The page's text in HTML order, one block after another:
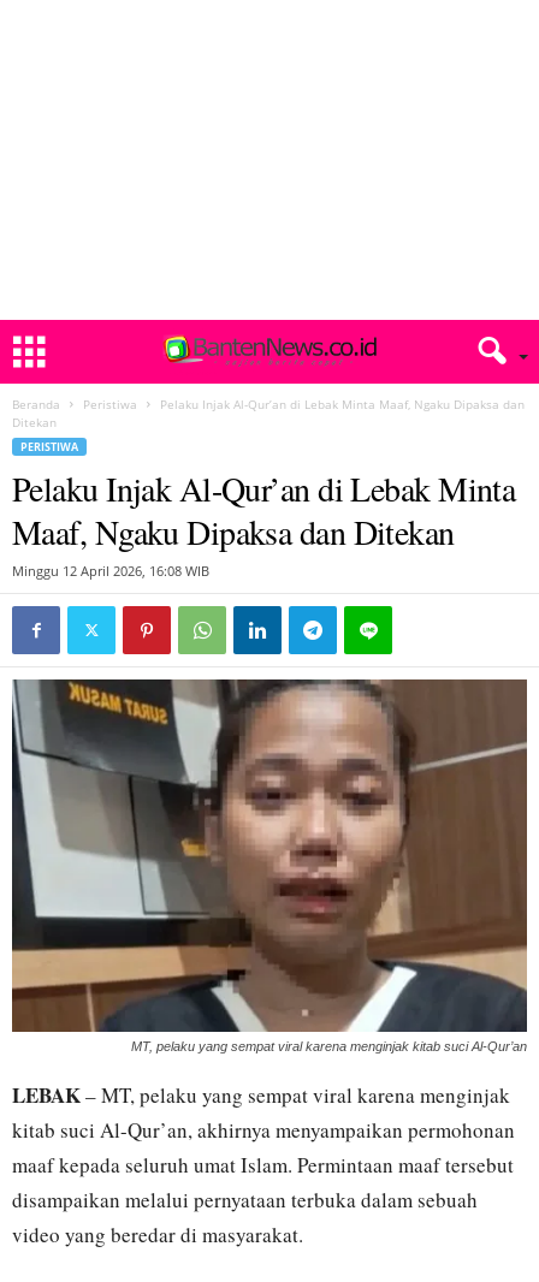
Beranda Peristiwa
Pelaku Injak Al-Qur’an di Lebak Minta Maaf, Ngaku Dipaksa dan
Ditekan
PERISTIWA
Pelaku Injak Al-Qur’an di Lebak Minta
Maaf, Ngaku Dipaksa dan Ditekan
Minggu 12 April 2026, 16:08 WIB
MT, pelaku yang sempat viral karena menginjak kitab suci Al-Qur’an
LEBAK– MT, pelaku yang sempat viral karena menginjak
kitab suci Al-Qur’an, akhirnya menyampaikan permohonan
maaf kepada seluruh umat Islam. Permintaan maaf tersebut
disampaikan melalui pernyataan terbuka dalam sebuah
video yang beredar di masyarakat.